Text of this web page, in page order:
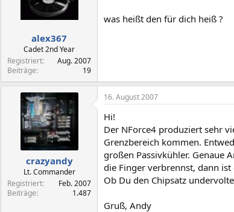
alex367
Cadet 2nd Year
Registriert
Aug. 2007
Beiträge
19
was heißt den für dich heiß ?
crazyandy
Lt. Commander
Registriert
Feb. 2007
Beiträge
1.487
16. August 2007
Hi!
Der NForce4 produziert sehr
Grenzbereich kommen.
großen Passivkühler. Genaue
die Finger verbrennst, dann
Ob Du den Chipsatz
Gruß, Andy